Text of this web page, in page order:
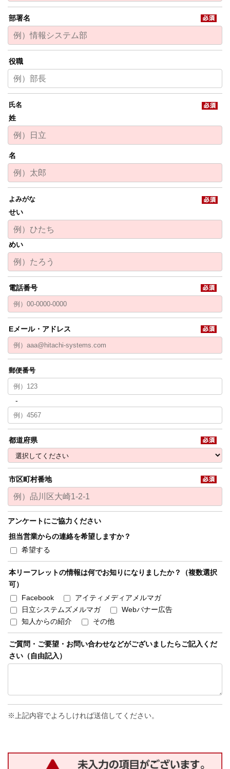
部署名
役職
姓
名
せい
めい
電話番号
Eメール・アドレス
都道府県
市区町村番地
アンケートにご協力ください
担当営業からの連絡を希望しますか？
希望する
本リーフレットの情報は何でお知りになりましたか？（複数選択
可）
Facebook
アイティメディアメルマガ
日立システムズメルマガ
Webバナー広告
知人からの紹介
その他
ご質問・ご要望・お問い合わせなどがございましたらご記入くだ
さい（自由記入）
上記内容でよろしければ送信してください。